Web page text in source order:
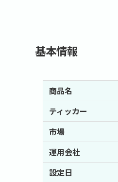
基本情報
商品名
ティッカー
市場
運用会社
設定日